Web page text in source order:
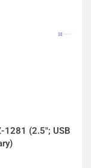
1281 (2.5"; USB